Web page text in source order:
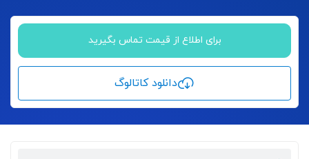
برای اطلاع از قیمت تماس بگیرید
دانلود کاتالوگ